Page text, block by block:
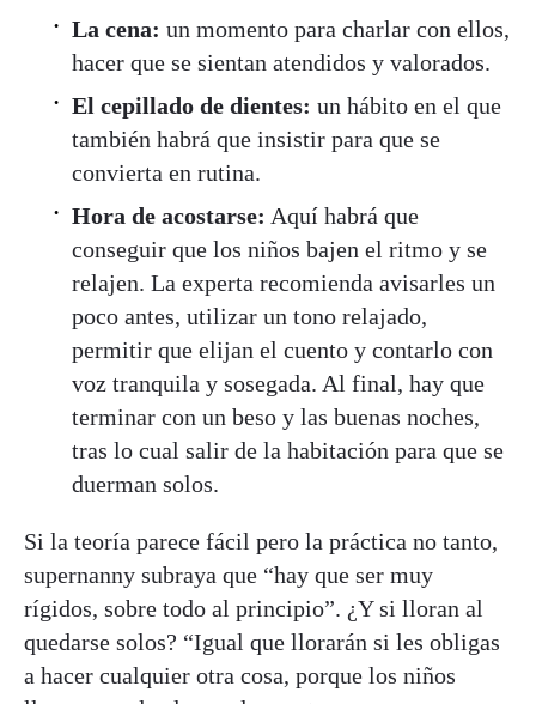
La cena: un momento para charlar con ellos,
hacer que se sientan atendidos y valorados.
El cepillado de dientes: un hábito en el que
también habrá que insistir para que se
convierta en rutina.
Hora de acostarse: Aquí habrá que
conseguir que los niños bajen el ritmo y se
relajen. La experta recomienda avisarles un
poco antes, utilizar un tono relajado,
permitir que elijan el cuento y contarlo con
voz tranquila y sosegada. Al final, hay que
terminar con un beso y las buenas noches,
tras lo cual salir de la habitación para que se
duerman solos.
Si la teoría parece fácil pero la práctica no tanto,
supernanny subraya que “hay que ser muy
rígidos, sobre todo al principio”. ¿Y si lloran al
quedarse solos? “Igual que llorarán si les obligas
a hacer cualquier otra cosa, porque los niños